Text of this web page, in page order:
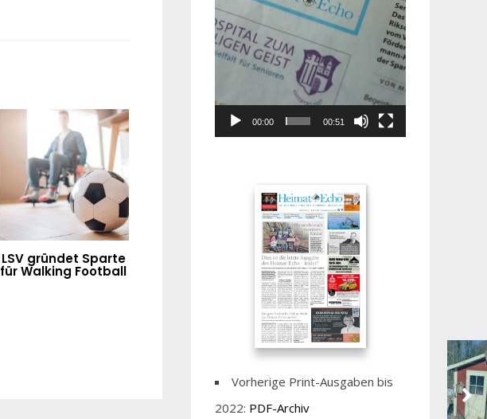
LSV gründet Sparte
für Walking Football
00:00 00:51
Vorherige Print-Ausgaben bis
2022: PDF-Archiv